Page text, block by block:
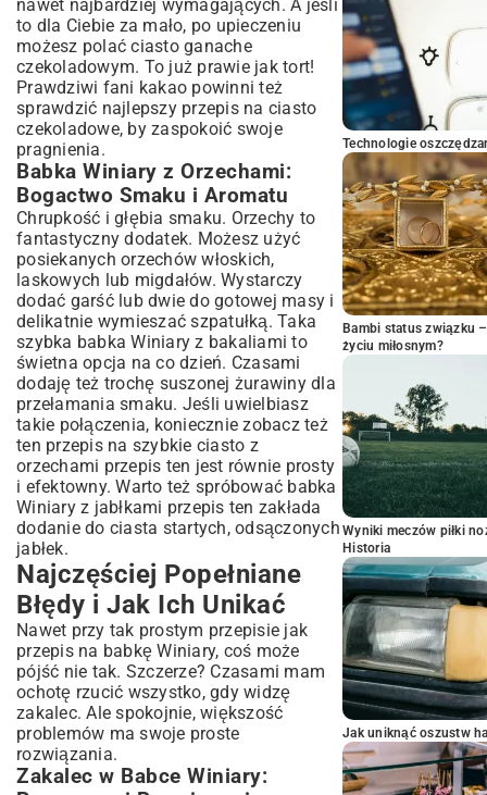
nawet najbardziej wymagających. A jeśli
to dla Ciebie za mało, po upieczeniu
możesz polać ciasto ganache
czekoladowym. To już prawie jak tort!
Prawdziwi fani kakao powinni też
sprawdzić najlepszy przepis na ciasto
czekoladowe, by zaspokoić swoje
pragnienia.
Babka Winiary z Orzechami:
Bogactwo Smaku i Aromatu
Chrupkość i głębia smaku. Orzechy to
fantastyczny dodatek. Możesz użyć
posiekanych orzechów włoskich,
laskowych lub migdałów. Wystarczy
dodać garść lub dwie do gotowej masy i
delikatnie wymieszać szpatułką. Taka
szybka babka Winiary z bakaliami to
świetna opcja na co dzień. Czasami
dodaję też trochę suszonej żurawiny dla
przełamania smaku. Jeśli uwielbiasz
takie połączenia, koniecznie zobacz też
ten przepis na szybkie ciasto z
orzechami przepis ten jest równie prosty
i efektowny. Warto też spróbować babka
Winiary z jabłkami przepis ten zakłada
dodanie do ciasta startych, odsączonych
jabłek.
Najczęściej Popełniane
Błędy i Jak Ich Unikać
Nawet przy tak prostym przepisie jak
przepis na babkę Winiary, coś może
pójść nie tak. Szczerze? Czasami mam
ochotę rzucić wszystko, gdy widzę
zakalec. Ale spokojnie, większość
problemów ma swoje proste
rozwiązania.
Zakalec w Babce Winiary:
Technologie
Bambi status związku
życiu miłosnym?
Wyniki meczów piłki
Historia
Jak uniknąć oszustw